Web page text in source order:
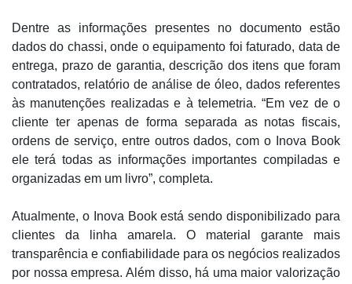
Dentre as informações presentes no documento estão
dados do chassi, onde o equipamento foi faturado, data de
entrega, prazo de garantia, descrição dos itens que foram
contratados, relatório de análise de óleo, dados referentes
às manutenções realizadas e à telemetria. “Em vez de o
cliente ter apenas de forma separada as notas fiscais,
ordens de serviço, entre outros dados, com o Inova Book
ele terá todas as informações importantes compiladas e
organizadas em um livro”, completa.
Atualmente, o Inova Book está sendo disponibilizado para
clientes da linha amarela. O material garante mais
transparência e confiabilidade para os negócios realizados
por nossa empresa. Além disso, há uma maior valorização